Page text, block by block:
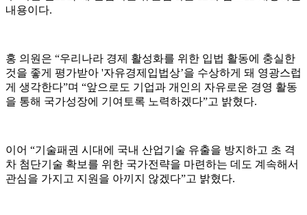
내용이다.
홍 의원은 “우리나라 경제 활성화를 위한 입법 활동에 충실한
것을 좋게 평가받아 '자유경제입법상’을 수상하게 돼 영광스럽
게 생각한다”며 “앞으로도 기업과 개인의 자유로운 경영 활동
을 통해 국가성장에 기여토록 노력하겠다”고 밝혔다.
이어 “기술패권 시대에 국내 산업기술 유출을 방지하고 초 격
차 첨단기술 확보를 위한 국가전략을 마련하는 데도 계속해서
관심을 가지고 지원을 아끼지 않겠다”고 밝혔다.